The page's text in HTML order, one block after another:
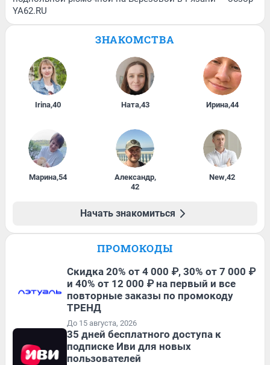
YA62.RU
ЗНАКОМСТВА
Irina,40 Ната,43 Ирина,44
Марина,54 Александр,
42
New,42
Начать знакомиться
ПРОМОКОДЫ
Скидка 20% от 4 000 ₽, 30% от 7 000 ₽
и 40% от 12 000 ₽ на первый и все
повторные заказы по промокоду
ТРЕНД
До 15 августа, 2026
35 дней бесплатного доступа к
подписке Иви для новых
пользователей